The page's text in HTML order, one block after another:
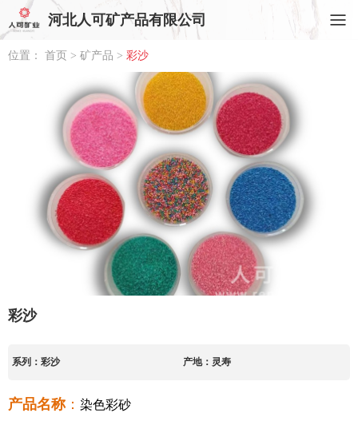
河北人可矿产品有限公司
位置： 首页 > 矿产品 > 彩沙
彩沙
系列：彩沙 产地：灵寿
产品名称： 染色彩砂